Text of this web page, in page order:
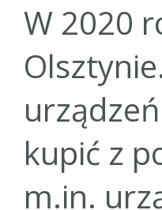
W 2020
kupić z
m.in.